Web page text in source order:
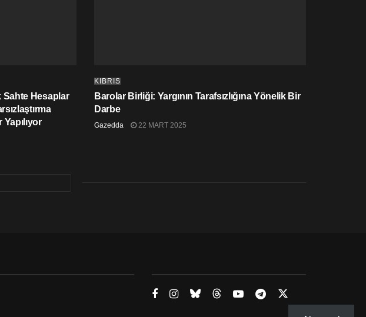
Sahte Hesaplar
KIBRIS
Barolar Birliği: Yargının Tarafsızlığına Yönelik Bir
Darbe
Gazedda 22 MART 2025